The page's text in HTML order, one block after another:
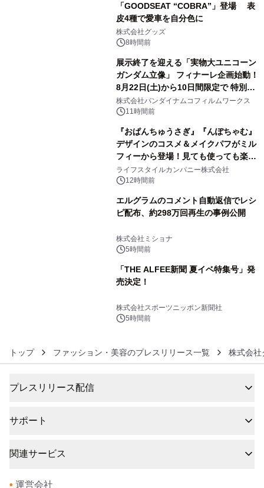
「GOODSEAT “COBRA”」登場 表
皮4種で愛車を自分色に
株式会社グッズ
8時間前
展示終了を迎える「実物大ユニコーン
ガンダム立像」 フィナーレ企画始動！
8月22日(土)から10日間限定で 特別映
像『UNICORN GUNDAM Statue ―
BEYOND POSSIBILITY ―』を上映！
株式会社バンダイナムコフィルムワークス
11時間前
『おぱんちゅうさぎ』『んぽちゃむ』
デザインのコスメ＆メイクパフがミル
フィーから登場！見ても使っても楽し
い、ポップでキュートなコレクショ
ン。
ライフスタイルカンパニー株式会社
12時間前
エルグラムのコメント自動返信でレシ
ピ配布、約298万回再生の事例公開
株式会社ミショナ
5時間前
「THE ALFEE新聞 夏イベ特集号」発
売決定！
株式会社スポーツニッポン新聞社
5時間前
トップ ファッション・美容のプレスリリース一覧 株式会社
プレスリリース配信
サポート
関連サービス
• 運営会社